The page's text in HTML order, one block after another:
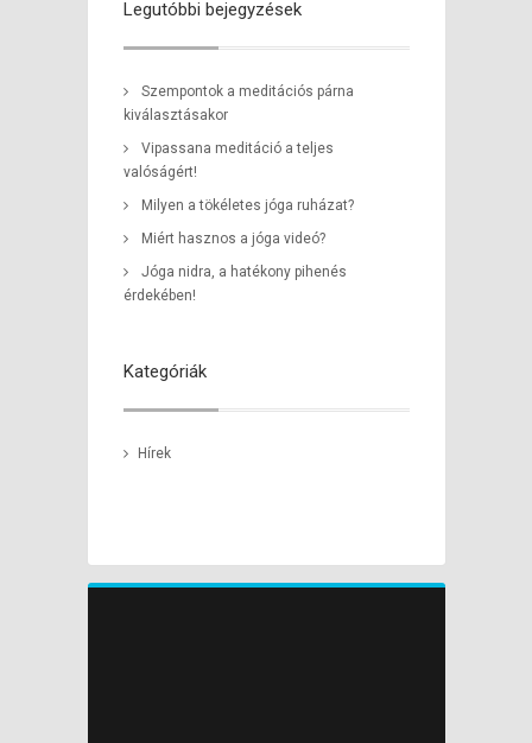
Legutóbbi bejegyzések
Szempontok a meditációs párna
kiválasztásakor
Vipassana meditáció a teljes
valóságért!
Milyen a tökéletes jóga ruházat?
Miért hasznos a jóga videó?
Jóga nidra, a hatékony pihenés
érdekében!
Kategóriák
Hírek